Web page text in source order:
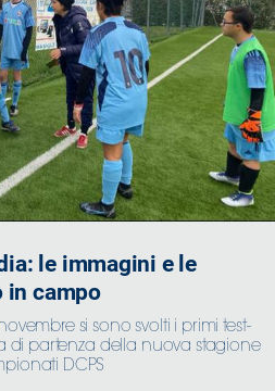
le immagini e le
in campo
si sono svolti i primi test-
di partenza della nuova stagione
DCPS